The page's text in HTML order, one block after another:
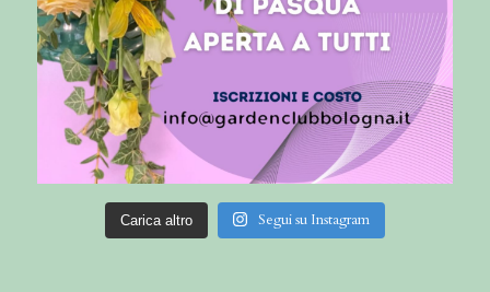
Carica altro Segui su Instagram